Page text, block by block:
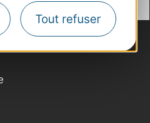
Tout refuser
121 171